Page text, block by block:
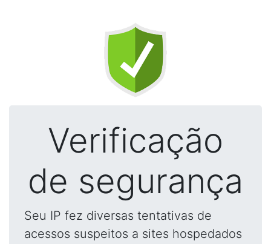
Verificação
de segurança
Seu IP fez diversas tentativas de
acessos suspeitos a sites hospedados